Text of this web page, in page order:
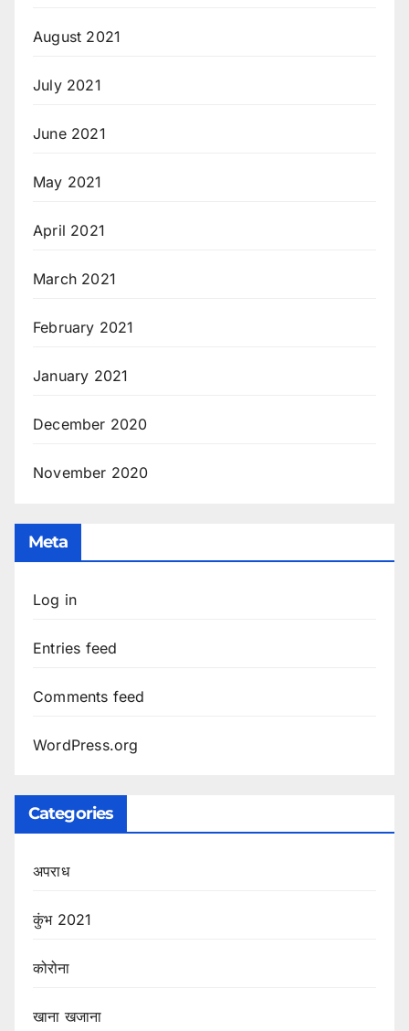
August 2021
July 2021
June 2021
May 2021
April 2021
March 2021
February 2021
January 2021
December 2020
November 2020
Meta
Log in
Entries feed
Comments feed
WordPress.org
Categories
अपराध
कुंभ 2021
कोरोना
खाना खजाना